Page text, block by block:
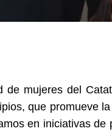
de mujeres del
que promueve
en iniciativas